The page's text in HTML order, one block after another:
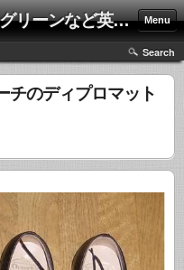
激安中古通販情報ブログ Menu
Search
チのディプロマット